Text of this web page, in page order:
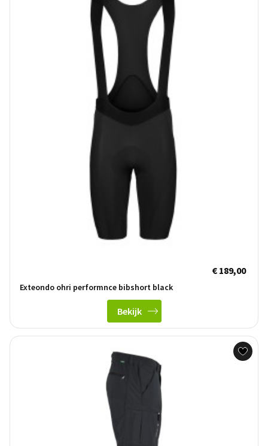
€ 189,00
Exteondo ohri performnce bibshort black
Bekijk